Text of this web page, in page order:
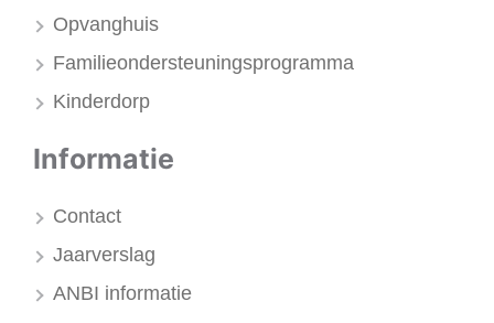
Opvanghuis
Familieondersteuningsprogramma
Kinderdorp
Informatie
Contact
Jaarverslag
ANBI informatie